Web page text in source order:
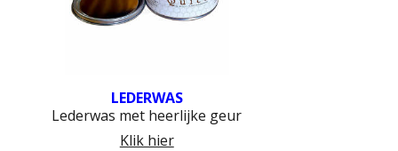
LEDERWAS
Lederwas met heerlijke geur
Klik hier